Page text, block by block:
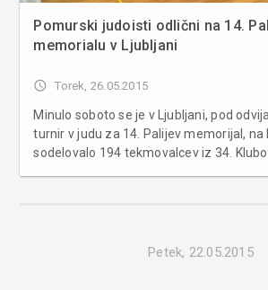
Pomurski judoisti odlični na 14.
memorialu v Ljubljani
access_time Torek, 26.05.2015
Minulo soboto se je v Ljubljani, pod
turnir v judu za 14. Palijev memorijal, na
sodelovalo 194 tekmovalcev iz 34.
Petek, 22.05.2015